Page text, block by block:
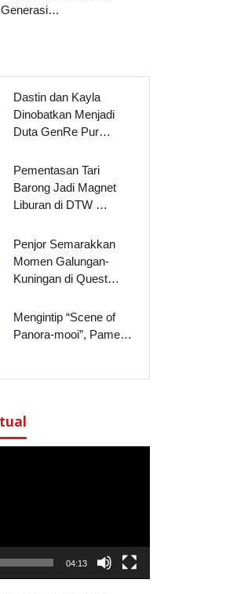
Generasi…
Dastin dan Kayla
Dinobatkan Menjadi
Duta GenRe Pur…
Pementasan Tari
Barong Jadi Magnet
Liburan di DTW …
Penjor Semarakkan
Momen Galungan-
Kuningan di Quest…
Mengintip “Scene of
Panora-mooi”, Pame…
04:13